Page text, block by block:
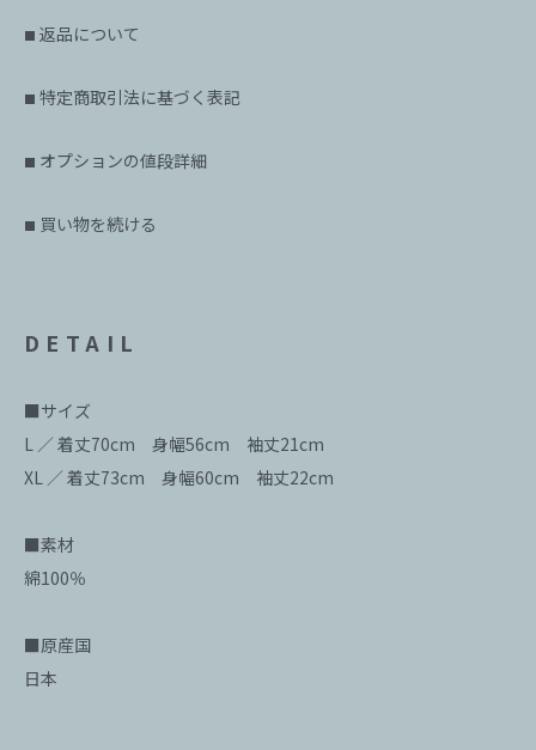
■ 返品について
■ 特定商取引法に基づく表記
■ オプションの値段詳細
■ 買い物を続ける
DETAIL
■サイズ
L ／ 着丈70cm 身幅56cm 袖丈21cm
XL ／ 着丈73cm 身幅60cm 袖丈22cm
■素材
綿100％
■原産国
日本